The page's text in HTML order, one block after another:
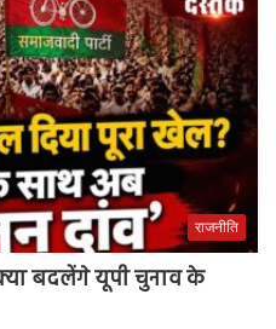
राजनीति
बदलेंगे यूपी चुनाव के